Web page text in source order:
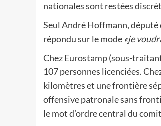
nationales sont restées
Seul André Hoffmann, député
répondu sur le mode «je
Chez Eurostamp (sous-
107 personnes licenciées.
kilomètres et une frontière
offensive patronale sans
le mot d’ordre central du